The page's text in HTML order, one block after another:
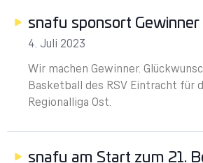
snafu sponsort Gewinner
4. Juli 2023
Wir machen Gewinner.
Basketball des RSV Eintracht für
Regionalliga Ost.
snafu am Start zum 21.